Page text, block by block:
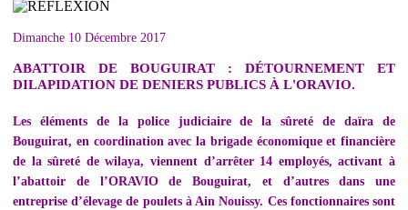
Dimanche 10 Décembre 2017
ABATTOIR DE BOUGUIRAT : DÉTOURNEMENT ET
DILAPIDATION DE DENIERS PUBLICS À L'ORAVIO.
Les éléments de la police judiciaire de la sûreté de daïra de
Bouguirat, en coordination avec la brigade économique et financière
de la sûreté de wilaya, viennent d’arrêter 14 employés, activant à
l’abattoir de l’ORAVIO de Bouguirat, et d’autres dans une
entreprise d’élevage de poulets à Ain Nouissy. Ces fonctionnaires sont